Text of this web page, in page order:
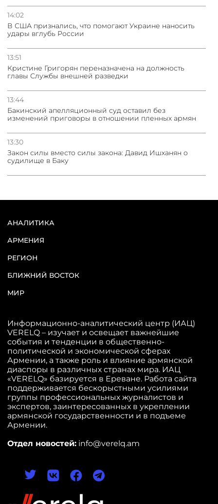
14:02
В США признались, что помогают Украине наносить
удары вглубь России
13:51
Кристине Григорян переназначена на должность
главы Службы внешней разведки
13:44
Бакинский апелляционный суд оставил без
изменений приговоры в отношении пленных армян
13:30
Закон силы вместо силы закона: Давид Ишханян о
судилище в Баку
АНАЛИТИКА
АРМЕНИЯ
РЕГИОН
БЛИЖНИЙ ВОСТОК
МИР
Информационно-аналитический центр (ИАЦ)
VERELQ – изучает и освещает важнейшие
события и тенденции в общественно-
политической и экономической сферах
Армении, а также роль и влияние армянской
диаспоры в различных странах мира. ИАЦ
«VERELQ» базируется в Ереване. Работа сайта
поддерживается бескорыстными усилиями
группы профессиональных журналистов и
экспертов, заинтересованных в укреплении
армянской государственности и в подъеме
Армении.
Отдел новостей: info@verelq.am